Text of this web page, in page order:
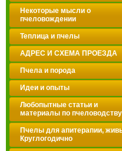
Некоторые мысли о
пчеловождении
Теплица и пчелы
АДРЕС И СХЕМА ПРОЕЗДА
Пчела и порода
Идеи и опыты
Любопытные статьи и
материалы по пчеловодству
Пчелы для апитерапии,
Круглогодично